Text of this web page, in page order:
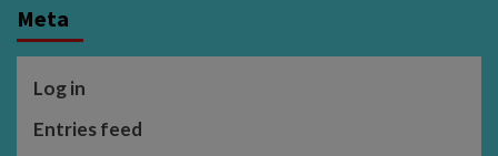
Meta
Log in
Entries feed